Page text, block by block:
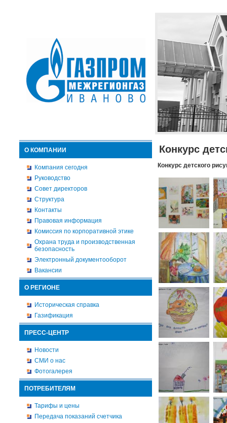
О КОМПАНИИ
Компания сегодня
Руководство
Совет директоров
Структура
Контакты
Правовая информация
Комиссия по корпоративной этике
Охрана труда и производственная
безопасность
Электронный документооборот
Вакансии
О РЕГИОНЕ
Историческая справка
Газификация
ПРЕСС-ЦЕНТР
Новости
СМИ о нас
Фотогалерея
ПОТРЕБИТЕЛЯМ
Тарифы и цены
Передача показаний счетчика
Конкурс
Конкурс детского